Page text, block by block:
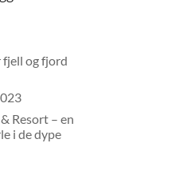
fjell og fjord
Resort – en
i de dype